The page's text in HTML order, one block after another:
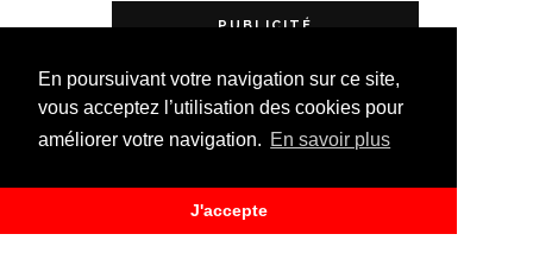
En poursuivant votre navigation sur ce site,
vous acceptez l’utilisation des cookies pour
améliorer votre navigation. En savoir plus
J'accepte
PUBLICITÉ